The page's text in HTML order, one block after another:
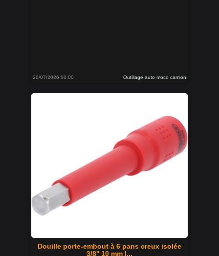
20/07/2026 00:00 Outillage auto moco camion
Douille porte-embout à 6 pans creux isolée
3/8'' 10 mm l...